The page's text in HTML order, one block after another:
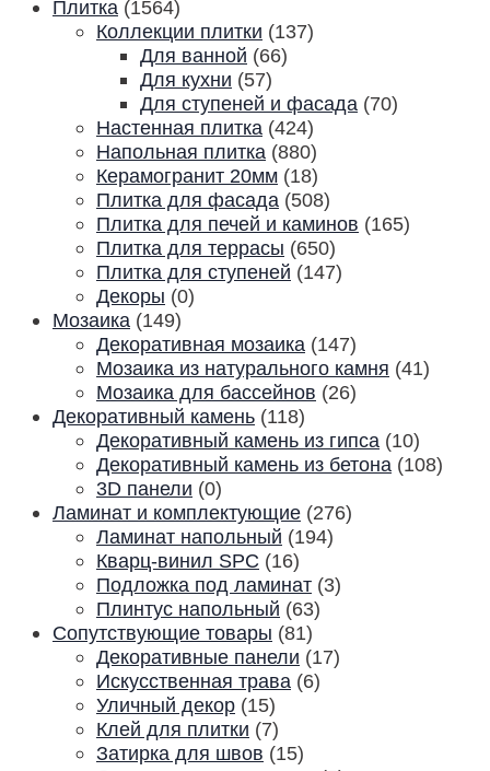
Плитка (1564)
Коллекции плитки (137)
Для ванной (66)
Для кухни (57)
Для ступеней и фасада (70)
Настенная плитка (424)
Напольная плитка (880)
Керамогранит 20мм (18)
Плитка для фасада (508)
Плитка для печей и каминов (165)
Плитка для террасы (650)
Плитка для ступеней (147)
Декоры (0)
Мозаика (149)
Декоративная мозаика (147)
Мозаика из натурального камня (41)
Мозаика для бассейнов (26)
Декоративный камень (118)
Декоративный камень из гипса (10)
Декоративный камень из бетона (108)
3D панели (0)
Ламинат и комплектующие (276)
Ламинат напольный (194)
Кварц-винил SPC (16)
Подложка под ламинат (3)
Плинтус напольный (63)
Сопутствующие товары (81)
Декоративные панели (17)
Искусственная трава (6)
Уличный декор (15)
Клей для плитки (7)
Затирка для швов (15)